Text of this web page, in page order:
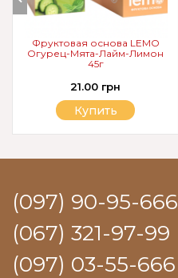
Фруктовая основа LEMO
Огурец-Мята-Лайм-Лимон
45г
21.00 грн
Купить
(097) 90-95-666
(067) 321-97-99
(097) 03-55-666